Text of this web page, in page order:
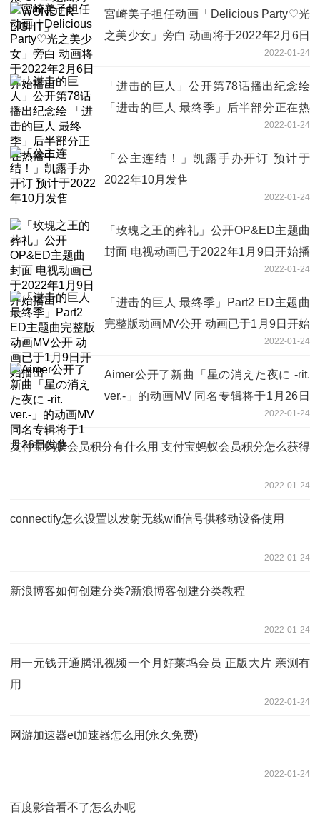
宮崎美子担任动画「Delicious Party♡光
之美少女」旁白 动画将于2022年2月6日
2022-01-24
「进击的巨人」公开第78话播出纪念绘
「进击的巨人 最终季」后半部分正在热
2022-01-24
「公主连结！」凯露手办开订 预计于
2022年10月发售
2022-01-24
「玫瑰之王的葬礼」公开OP&ED主题曲
封面 电视动画已于2022年1月9日开始播
2022-01-24
「进击的巨人 最终季」Part2 ED主题曲
完整版动画MV公开 动画已于1月9日开始
2022-01-24
Aimer公开了新曲「星の消えた夜に -rit.
ver.-」的动画MV 同名专辑将于1月26日
2022-01-24
支付宝蚂蚁会员积分有什么用 支付宝蚂蚁会员积分怎么获得
2022-01-24
connectify怎么设置以发射无线wifi信号供移动设备使用
2022-01-24
新浪博客如何创建分类?新浪博客创建分类教程
2022-01-24
用一元钱开通腾讯视频一个月好莱坞会员 正版大片 亲测有
用
2022-01-24
网游加速器et加速器怎么用(永久免费)
2022-01-24
百度影音看不了怎么办呢